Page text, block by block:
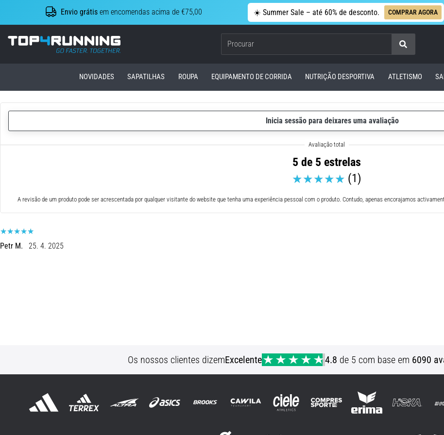
Envio grátis em encomendas acima de €75,00 ☀️ Summer Sale – até 60% de desconto. COMPRAR AGORA
Top4Running.pt
Procurar
NOVIDADES SAPATILHAS ROUPA EQUIPAMENTO DE CORRIDA NUTRIÇÃO DESPORTIVA ATLETISMO
Inicia sessão para deixares uma avaliação
5 de 5 estrelas
(1)
A revisão de um produto pode ser acrescentada por qualquer visitante do website que tenha uma experiência pessoal com o produto. Contudo, apenas encorajamos
Petr M. 25. 4. 2025
Os nossos clientes dizemExcelente 4.8 de 5 com base em 6090